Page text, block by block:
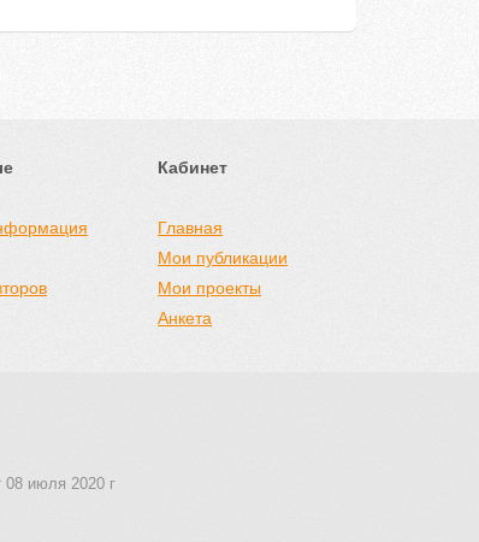
Кабинет
Главная
Мои публикации
Мои проекты
Анкета
08 июля 2020 г